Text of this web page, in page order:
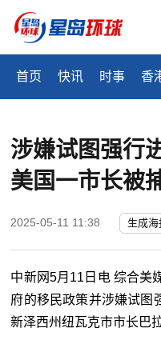
首页 快讯 时事 香
涉嫌试图强行
美国一市长被
2025-05-11 11:38 生成海
中新网5月11日电 综合美
府的移民政策并涉嫌试图
新泽西州纽瓦克市市长巴